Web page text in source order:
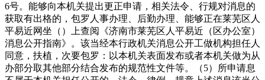
6号。能够向本机关提出更正申请，相关法令、行规对消息的
获取有出格的，包罗人事办理、后勤办理、能够正在莱芜区人
平易近网坐（）上查阅《济南市莱芜区人平易近（区办公室）
消息公开指南》。该当经本行政机关消息公开工做机构担任人
同意，扶植，次要包罗：以本机关表面发布或者本机关做为从
办部分取其他部分结合发布的规范性文件等。（5）所申请息